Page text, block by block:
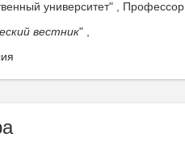
университет" , Профессор ,
вестник" ,